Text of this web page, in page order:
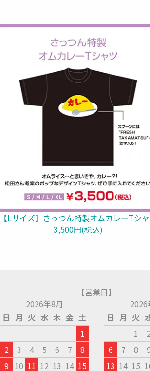
【Lサイズ】さっつん特製オムカレーTシ
3,500円(税込)
【営業日】
2026年8月
日 月 火 水 木 金 土
1
2
3 4 5 6 7
8
9 10 11 12 13 14 15
2026
日 月 火
1
2
6
7 8 9
13 14 15